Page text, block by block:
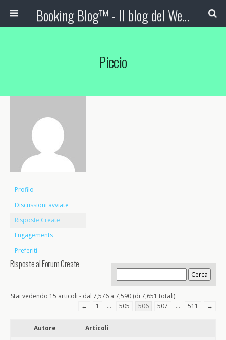
Booking Blog™ - Il blog del Web Marketing Turistico
Piccio
Profilo
Discussioni avviate
Risposte Create
Engagements
Preferiti
Risposte al Forum Create
Stai vedendo 15 articoli - dal 7,576 a 7,590 (di 7,651 totali)
←
1 … 505 506 507 … 511 →
Autore Articoli